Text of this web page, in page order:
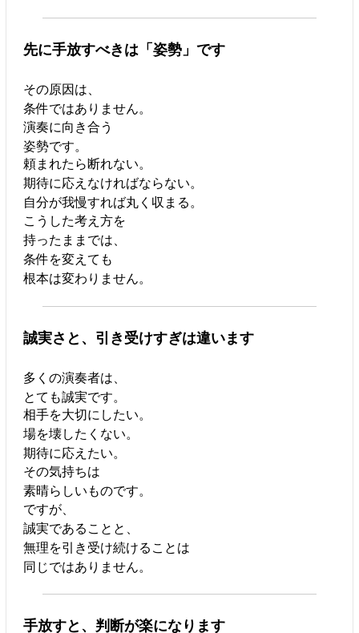
先に手放すべきは「姿勢」です
その原因は、
条件ではありません。
演奏に向き合う
姿勢です。
頼まれたら断れない。
期待に応えなければならない。
自分が我慢すれば丸く収まる。
こうした考え方を
持ったままでは、
条件を変えても
根本は変わりません。
誠実さと、引き受けすぎは違います
多くの演奏者は、
とても誠実です。
相手を大切にしたい。
場を壊したくない。
期待に応えたい。
その気持ちは
素晴らしいものです。
ですが、
誠実であることと、
無理を引き受け続けることは
同じではありません。
手放すと、判断が楽になります